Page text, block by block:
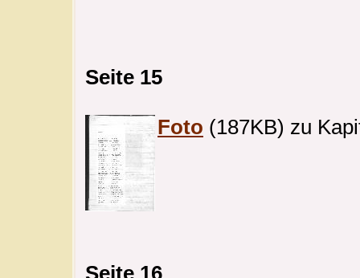
Seite 15
Foto (187KB) zu
Seite 16